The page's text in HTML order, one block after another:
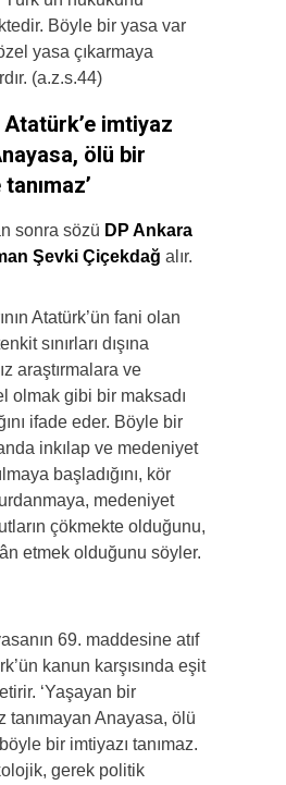
Böyle bir yasa var
yasa çıkarmaya
(a.z.s.44)
Atatürk’e imtiyaz
ölü bir
sonra sözü DP Ankara
Şevki Çiçekdağ alır.
Atatürk’ün fani olan
sınırları dışına
araştırmalara ve
olmak gibi bir maksadı
ifade eder. Böyle bir
inkılap ve medeniyet
başladığını, kör
medeniyet
çökmekte olduğunu,
etmek olduğunu söyler.
69. maddesine atıf
kanun karşısında eşit
‘Yaşayan bir
tanımayan Anayasa, ölü
bir imtiyazı tanımaz.
gerek politik